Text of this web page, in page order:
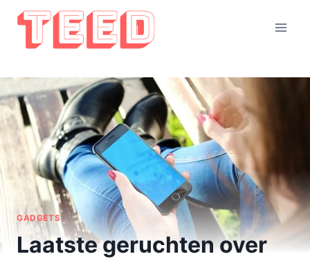
Doorgaan
naar
inhoud
GADGETS
Laatste geruchten over